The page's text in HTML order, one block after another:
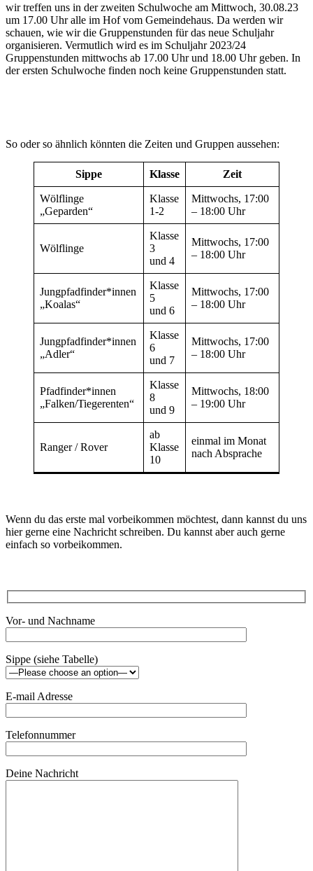
wir treffen uns in der zweiten Schulwoche am Mittwoch, 30.08.23
um 17.00 Uhr alle im Hof vom Gemeindehaus. Da werden wir
schauen, wie wir die Gruppenstunden für das neue Schuljahr
organisieren. Vermutlich wird es im Schuljahr 2023/24
Gruppenstunden mittwochs ab 17.00 Uhr und 18.00 Uhr geben. In
der ersten Schulwoche finden noch keine Gruppenstunden statt.
So oder so ähnlich könnten die Zeiten und Gruppen aussehen:
Sippe Klasse Zeit
Wölflinge
„Geparden“
Klasse
1-2
Mittwochs, 17:00
– 18:00 Uhr
Wölflinge
Klasse
3
und 4
Mittwochs, 17:00
– 18:00 Uhr
Jungpfadfinder*innen
„Koalas“
Klasse
5
und 6
Mittwochs, 17:00
– 18:00 Uhr
Jungpfadfinder*innen
„Adler“
Klasse
6
und 7
Mittwochs, 17:00
– 18:00 Uhr
Pfadfinder*innen
„Falken/Tiegerenten“
Klasse
8
und 9
Mittwochs, 18:00
– 19:00 Uhr
Ranger / Rover
ab
Klasse
10
einmal im Monat
nach Absprache
Wenn du das erste mal vorbeikommen möchtest, dann kannst du uns
hier gerne eine Nachricht schreiben. Du kannst aber auch gerne
einfach so vorbeikommen.
Vor- und Nachname
Sippe (siehe Tabelle)
E-mail Adresse
Telefonnummer
Deine Nachricht